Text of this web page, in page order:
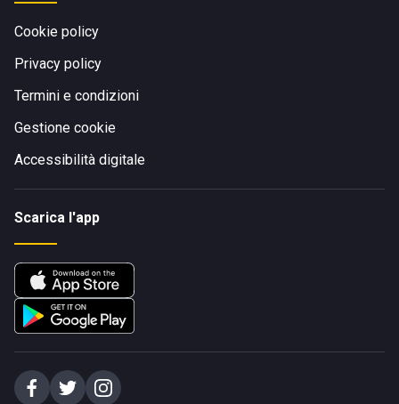
Cookie policy
Privacy policy
Termini e condizioni
Gestione cookie
Accessibilità digitale
Scarica l'app